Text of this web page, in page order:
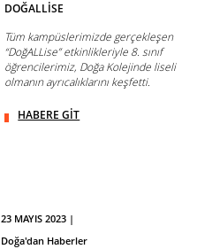
DOĞALLİSE
Tüm kampüslerimizde gerçekleşen
“DoğALLise” etkinlikleriyle 8. sınıf
öğrencilerimiz, Doğa Kolejinde liseli
olmanın ayrıcalıklarını keşfetti.
HABERE GİT
23 MAYIS 2023 |
Doğa'dan Haberler